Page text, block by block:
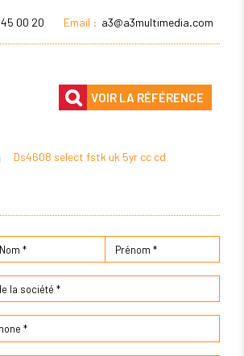
00 20 Email : a3@a3multimedia.com
VOIR LA RÉFÉRENCE
Ds4608 select fstk uk 5yr cc cd